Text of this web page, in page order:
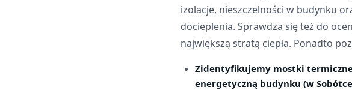
izolacje, nieszczelności w budynku
docieplenia. Sprawdza się też do
największą stratą ciepła. Ponadto
Zidentyfikujemy mostki
energetyczną budynku (w